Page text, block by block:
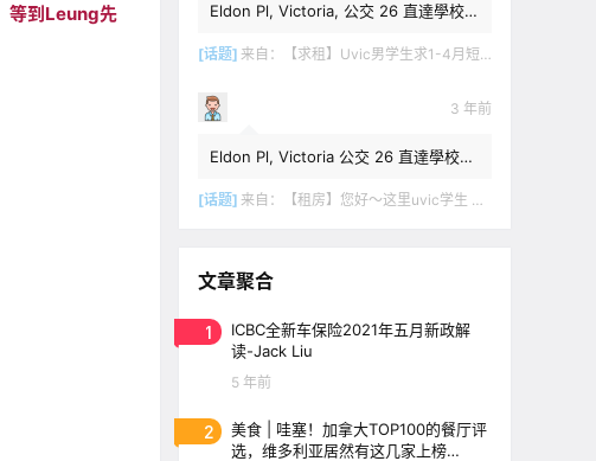
等到Leung先
Eldon Pl, Victoria, 公交 26 直達學校，
[话题] 来自： 【求租】Uvic男学生求1-4月短租
3 年前
Eldon Pl, Victoria 公交 26 直達學校，
[话题] 来自： 【租房】您好～这里uvic学生 明年1月份开始 希望找个独立出入的 爱干净 谢谢！
文章聚合
1
ICBC全新车保险2021年五月新政解
读-Jack Liu
5 年前
2
美食 | 哇塞！加拿大TOP100的餐厅评
选，维多利亚居然有这几家上榜